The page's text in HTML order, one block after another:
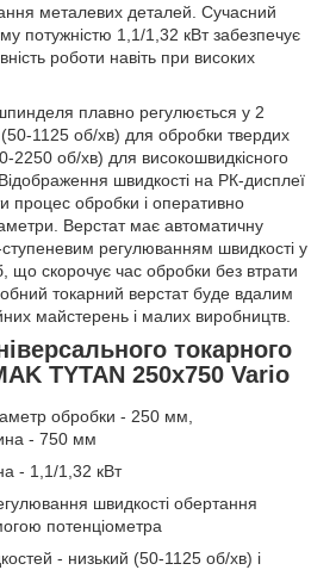
металевих деталей. Сучасний
потужністю 1,1/1,32 кВт забезпечує
роботи навіть при високих
плавно регулюється у 2
1125 об/хв) для обробки твердих
2250 об/хв) для високошвидкісного
швидкості на РК-дисплеї
процес обробки і оперативно
Верстат має автоматичну
регулюванням швидкості у
скорочує час обробки без втрати
токарний верстат буде вдалим
майстерень і малих виробництв.
токарного
TYTAN 250x750 Vario
обробки - 250 мм,
- 750 мм
- 1,1/1,32 кВт
швидкості обертання
потенціометра
- низький (50-1125 об/хв) і